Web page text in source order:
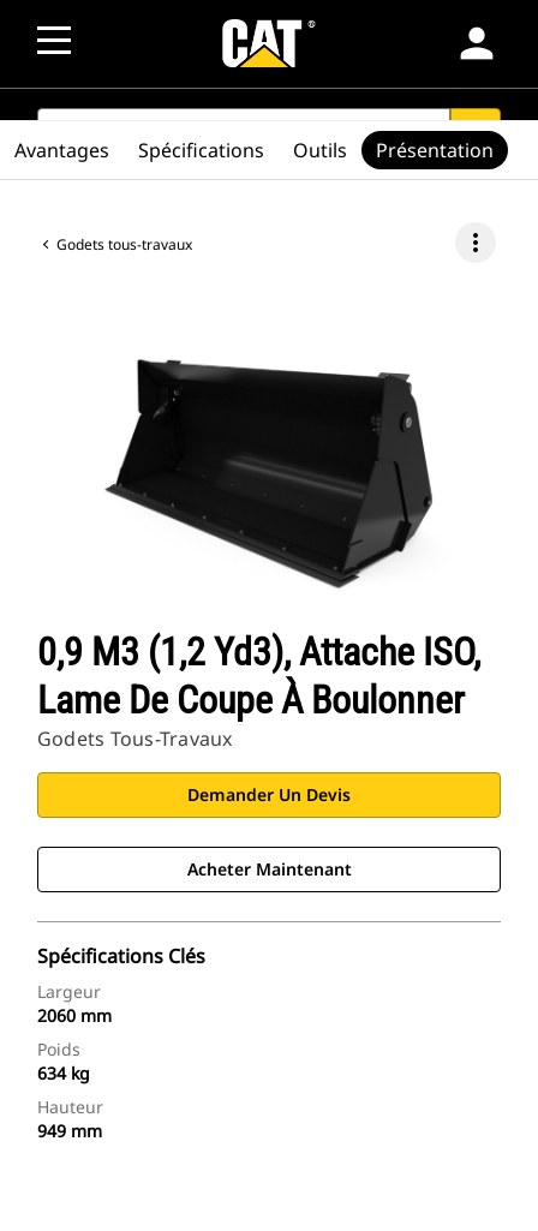
person
SEARCH search
Godets tous-travaux more_vert
0,9 M3 (1,2 Yd3), Attache ISO,
Lame De Coupe À Boulonner
Godets Tous-Travaux
Demander Un Devis
Acheter Maintenant
Spécifications Clés
Largeur
2060 mm
Poids
634 kg
Hauteur
949 mm
Avantages Spécifications Outils Présentation